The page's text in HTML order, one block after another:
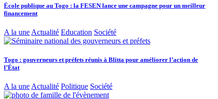
École publique au Togo : la FESEN lance une campagne pour un meilleur
financement
A la une Actualité Education Société
Togo : gouverneurs et préfets réunis à Blitta pour améliorer l’action de
l’État
A la une Actualité Politique Société